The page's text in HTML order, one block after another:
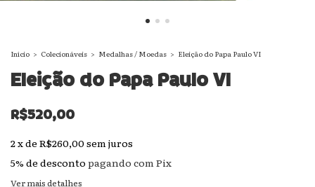
Início > Colecionáveis > Medalhas / Moedas > Eleição do Papa Paulo VI
Eleição do Papa Paulo VI
R$520,00
2xde R$260,00 sem juros
5% de desconto pagando com Pix
Ver mais detalhes